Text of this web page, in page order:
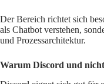
Der Bereich richtet sich
als Chatbot verstehen,
und Prozessarchitektur.
Warum Discord und